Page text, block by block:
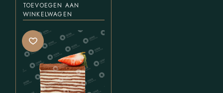
TOEVOEGEN AAN
WINKELWAGEN